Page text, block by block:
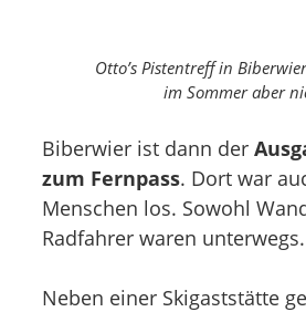
Otto’s Pistentreff in
im Sommer aber
Biberwier ist dann der
zum Fernpass. Dort war
Menschen los. Sowohl
Radfahrer waren unterwegs.
Neben einer Skigaststätte